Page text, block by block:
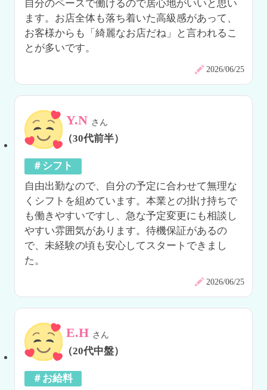
自分のペースで働けるので居心地がいいと思い
ます。お店全体も落ち着いた高級感があって、
お客様からも「綺麗なお店だね」と言われるこ
とが多いです。
2026/06/25
Y.N さん
（30代前半）
＃シフト
自由出勤なので、自分の予定に合わせて無理な
くシフトを組めています。本業との掛け持ちで
も働きやすいですし、急な予定変更にも相談し
やすい雰囲気があります。待機保証があるの
で、未経験の頃も安心してスタートできまし
た。
2026/06/25
E.H さん
（20代中盤）
＃お給料